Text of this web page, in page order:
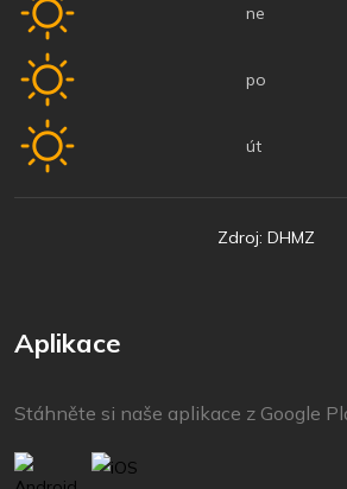
ne
po
út
Zdroj: DHMZ
Aplikace
Stáhněte si naše aplikace z Google